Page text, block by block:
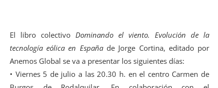
El libro colectivo Dominando el viento. Evolución de la
tecnología eólica en Españade Jorge Cortina, editado por
Anemos Global se va a presentar los siguientes días:
• Viernes 5 de julio a las 20.30 h. en el centro Carmen de